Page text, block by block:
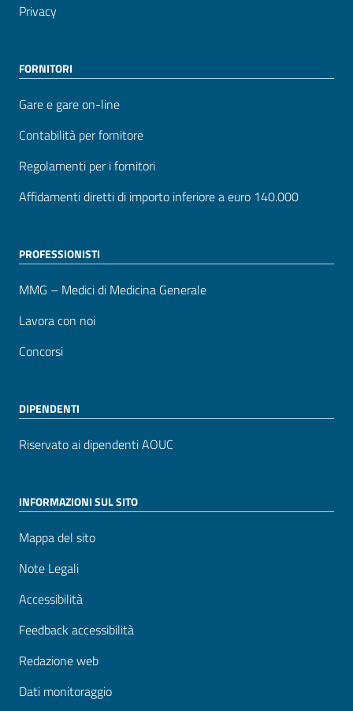
Privacy
FORNITORI
Gare e gare on-line
Contabilità per fornitore
Regolamenti per i fornitori
Affidamenti diretti di importo inferiore a euro 140.000
PROFESSIONISTI
MMG – Medici di Medicina Generale
Lavora con noi
Concorsi
DIPENDENTI
Riservato ai dipendenti AOUC
INFORMAZIONI SUL SITO
Mappa del sito
Note Legali
Accessibilità
Feedback accessibilità
Redazione web
Dati monitoraggio